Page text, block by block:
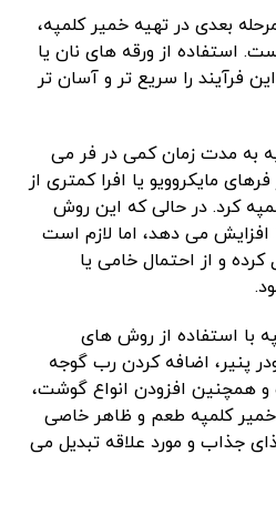
بعدی در تهیه خمیر کلمپه،
استفاده از ورقه های نان یا
فرآیند را سریع تر و آسان تر
به مدت زمان کمی در فر می
مایکروویو یا افرا کمتری از
کرد. در حالی که این روش
می دهد، اما لازم است
و از احتمال خامی یا
با استفاده از روش های
پنیر، اضافه کردن رب گوجه
همچنین افزودن انواع گوشت،
خمیر کلمپه طعم و ظاهر خاصی
جذاب و مورد علاقه تبدیل می